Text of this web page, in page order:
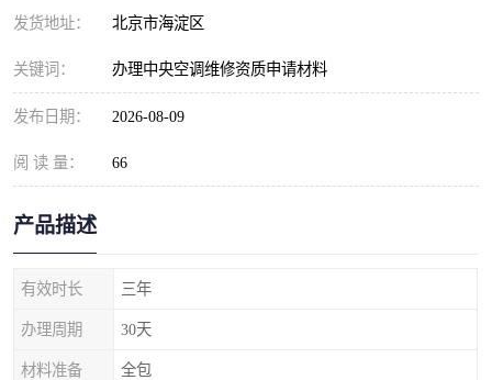
发货地址： 北京市海淀区
关键词： 办理中央空调维修资质申请材料
发布日期： 2026-08-09
阅 读 量： 66
产品描述
有效时长 三年
办理周期 30天
材料准备 全包